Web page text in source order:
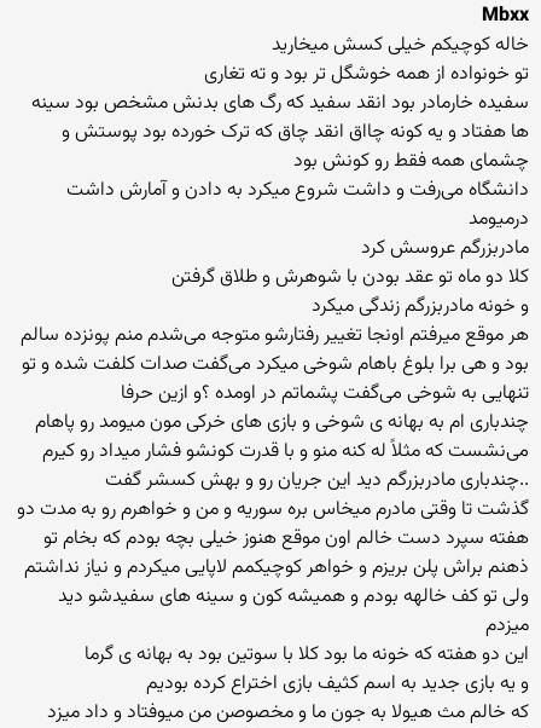
Mbxx
خاله کوچیکم خیلی کسش میخارید
تو خونواده از همه خوشگل تر بود و ته تغاری
سفیده خارمادر بود انقد سفید که رگ های بدنش مشخص بود سینه
ها هفتاد و یه کونه چااق انقد چاق که ترک خورده بود پوستش و
چشمای همه فقط رو کونش بود
دانشگاه می‌رفت و داشت شروع میکرد به دادن و آمارش داشت
درمیومد
مادربزرگم عروسش کرد
کلا دو ماه تو عقد بودن با شوهرش و طلاق گرفتن
و خونه مادربزرگم زندگی میکرد
هر موقع میرفتم اونجا تغییر رفتارشو متوجه می‌شدم منم پونزده سالم
بود و هی برا بلوغ باهام شوخی میکرد می‌گفت صدات کلفت شده و تو
تنهایی به شوخی می‌گفت پشماتم در اومده ؟و ازین حرفا
چندباری ام به بهانه ی شوخی و بازی های خرکی مون میومد رو پاهام
می‌نشست که مثلاً له کنه منو و با قدرت کونشو فشار میداد رو کیرم
..چندباری مادربزرگم دید این جریان رو و بهش کسشر گفت
گذشت تا وقتی مادرم میخاس بره سوریه و من و خواهرم رو به مدت دو
هفته سپرد دست خالم اون موقع هنوز خیلی بچه بودم که بخام تو
ذهنم براش پلن بریزم و خواهر کوچیکمم لاپایی میکردم و نیاز نداشتم
ولی تو کف خالهه بودم و همیشه کون و سینه های سفیدشو دید
میزدم
این دو هفته که خونه ما بود کلا با سوتین بود به بهانه ی گرما
و یه بازی جدید به اسم کثیف بازی اختراع کرده بودیم
که خالم مث هیولا به جون ما و مخصوصن من میوفتاد و داد میزد